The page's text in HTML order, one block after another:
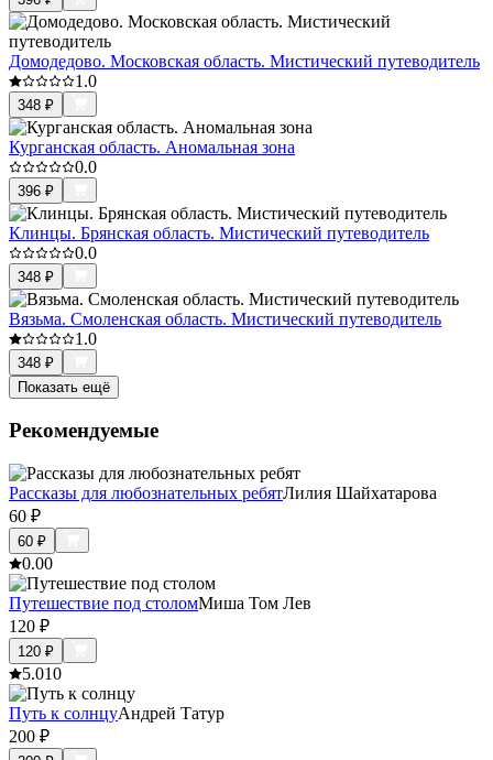
Домодедово. Московская область. Мистический путеводитель
1.0
348 ₽
Курганская область. Аномальная зона
0.0
396 ₽
Клинцы. Брянская область. Мистический путеводитель
0.0
348 ₽
Вязьма. Смоленская область. Мистический путеводитель
1.0
348 ₽
Показать ещё
Рекомендуемые
Рассказы для любознательных ребятЛилия Шайхатарова
60 ₽
60 ₽
0.00
Путешествие под столомМиша Том Лев
120 ₽
120 ₽
5.010
Путь к солнцуАндрей Татур
200 ₽